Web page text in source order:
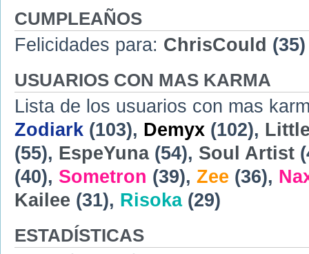
CUMPLEAÑOS
Felicidades para: ChrisCould (35)
USUARIOS CON MAS KARMA
Lista de los usuarios con mas
Zodiark (103), Demyx (102),
(55), EspeYuna(54), Soul Artist
(40), Sometron (39), Zee (36),
Kailee (31), Risoka(29)
ESTADÍSTICAS